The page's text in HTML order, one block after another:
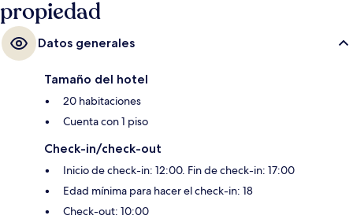
propiedad
Datos generales
Tamaño del hotel
20 habitaciones
Cuenta con 1 piso
Check-in/check-out
Inicio de check-in: 12:00. Fin de check-in: 17:00
Edad mínima para hacer el check-in: 18
Check-out: 10:00